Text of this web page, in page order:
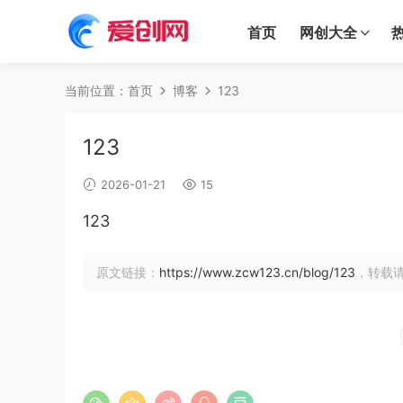
首页 网创大全
当前位置： 首页 博客 123
123
2026-01-21 15
123
原文链接： https://www.zcw123.cn/blog/123 ，转载